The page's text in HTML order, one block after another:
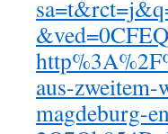
aus-
magdeburg-